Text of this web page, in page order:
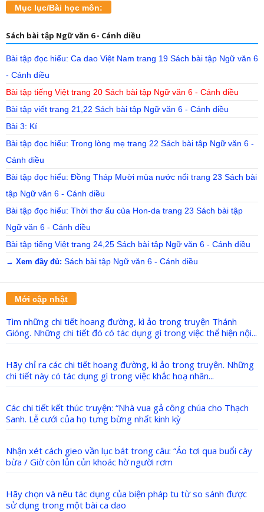
Mục lục/Bài học môn:
Sách bài tập Ngữ văn 6 - Cánh diều
Bài tập đọc hiểu: Ca dao Việt Nam trang 19 Sách bài tập Ngữ văn 6
- Cánh diều
Bài tập tiếng Việt trang 20 Sách bài tập Ngữ văn 6 - Cánh diều
Bài tập viết trang 21,22 Sách bài tập Ngữ văn 6 - Cánh diều
Bài 3: Kí
Bài tập đọc hiểu: Trong lòng mẹ trang 22 Sách bài tập Ngữ văn 6 -
Cánh diều
Bài tập đọc hiểu: Đồng Tháp Mười mùa nước nổi trang 23 Sách bài
tập Ngữ văn 6 - Cánh diều
Bài tập đọc hiểu: Thời thơ ấu của Hon-da trang 23 Sách bài tập
Ngữ văn 6 - Cánh diều
Bài tập tiếng Việt trang 24,25 Sách bài tập Ngữ văn 6 - Cánh diều
→ Xem đầy đủ: Sách bài tập Ngữ văn 6 - Cánh diều
Mới cập nhật
Tìm những chi tiết hoang đường, kì ảo trong truyện Thánh
Gióng. Những chi tiết đó có tác dụng gì trong việc thể hiện nội...
Hãy chỉ ra các chi tiết hoang đường, kì ảo trong truyện. Những
chi tiết này có tác dụng gì trong việc khắc hoạ nhân...
Các chi tiết kết thúc truyện: “Nhà vua gả công chúa cho Thạch
Sanh. Lễ cưới của họ tưng bừng nhất kinh kỳ
Nhận xét cách gieo vần lục bát trong câu: “Áo tơi qua buổi cày
bừa / Giờ còn lủn củn khoác hờ người rơm
Hãy chọn và nêu tác dụng của biện pháp tu từ so sánh được
sử dụng trong một bài ca dao